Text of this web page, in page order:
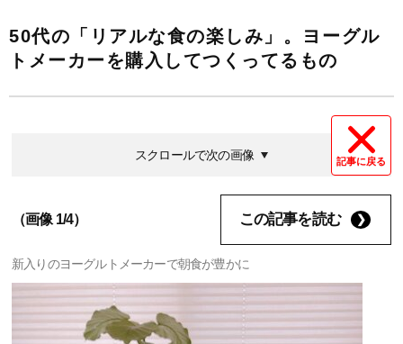
50代の「リアルな食の楽しみ」。ヨーグル
トメーカーを購入してつくってるもの
記事に戻る
スクロールで次の画像
（画像 1/4） この記事を読む
新入りのヨーグルトメーカーで朝食が豊かに